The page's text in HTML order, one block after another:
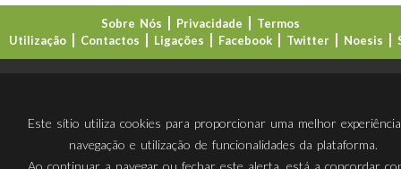
Sobre Nós Privacidade
Termos
Utilização
Contactos Ligações Facebook Twitter Noesis
Este sítio utiliza cookies para proporcionar uma melhor
navegação e utilização de funcionalidades da plataforma.
Ao continuar a navegar ou fechar este alerta, está a concordar